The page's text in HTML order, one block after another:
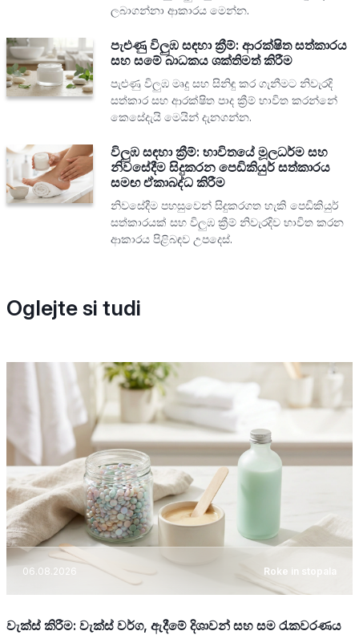
ලබාගන්නා ආකාරය මෙන්න.
පැළුණු විලුඹ සඳහා ක්‍රීම්: ආරක්ෂිත සත්කාරය
සහ සමේ බාධකය ශක්තිමත් කිරීම
පැළුණු විලුඹ මෘදු සහ සිනිඳු කර ගැනීමට නිවැරදි
සත්කාර සහ ආරක්ෂිත පාද ක්‍රීම් භාවිත කරන්නේ
කෙසේදැයි මෙයින් දැනගන්න.
විලුඹ සඳහා ක්‍රීම්: භාවිතයේ මූලධර්ම සහ
නිවසේදීම සිදුකරන පෙඩිකියුර් සත්කාරය
සමඟ ඒකාබද්ධ කිරීම
නිවසේදීම පහසුවෙන් සිදුකරගත හැකි පෙඩිකියුර්
සත්කාරයක් සහ විලුඹ ක්‍රීම් නිවැරදිව භාවිත කරන
ආකාරය පිළිබඳව උපදෙස්.
Oglejte si tudi
06.08.2026 Roke in stopala
වැක්ස් කිරීම: වැක්ස් වර්ග, ඇදීමේ දිශාවන් සහ සම රැකවරණය